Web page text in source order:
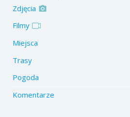
Zdjęcia
Filmy
Miejsca
Trasy
Pogoda
Komentarze